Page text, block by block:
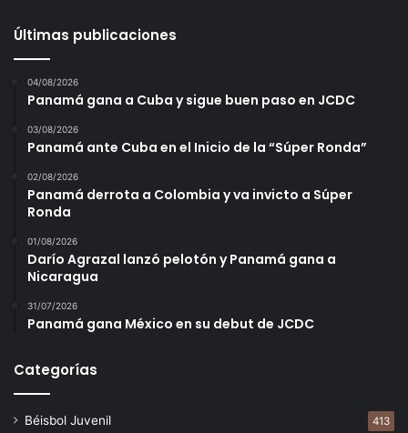
Últimas publicaciones
04/08/2026
Panamá gana a Cuba y sigue buen paso en JCDC
03/08/2026
Panamá ante Cuba en el Inicio de la “Súper Ronda”
02/08/2026
Panamá derrota a Colombia y va invicto a Súper
Ronda
01/08/2026
Darío Agrazal lanzó pelotón y Panamá gana a
Nicaragua
31/07/2026
Panamá gana México en su debut de JCDC
Categorías
Béisbol Juvenil 413